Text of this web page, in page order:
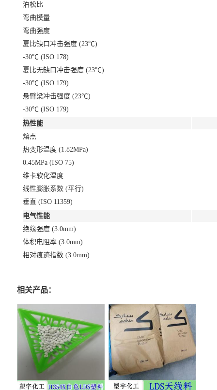
泊松比
弯曲模量
弯曲强度
夏比缺口冲击强度 (23℃)
-30℃ (ISO 178)
夏比无缺口冲击强度 (23℃)
-30℃ (ISO 179)
悬臂梁冲击强度 (23℃)
-30℃ (ISO 179)
热性能
熔点
热变形温度 (1.82MPa)
0.45MPa (ISO 75)
维卡软化温度
线性膨胀系数 (平行)
垂直 (ISO 11359)
电气性能
绝缘强度 (3.0mm)
体积电阻率 (3.0mm)
相对痕迹指数 (3.0mm)
相关产品：